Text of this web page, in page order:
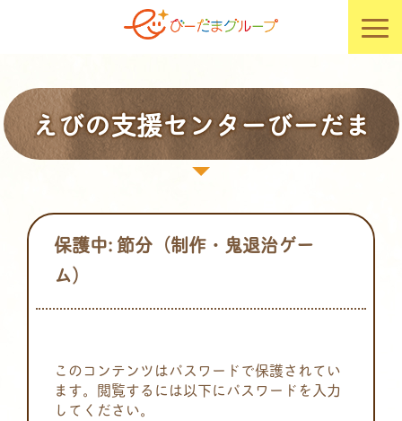
えびの支援センターびーだま
保護中: 節分（制作・鬼退治ゲー
ム）
このコンテンツはパスワードで保護されてい
ます。閲覧するには以下にパスワードを入力
してください。